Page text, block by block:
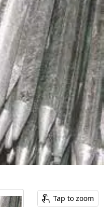
Tap to zoom